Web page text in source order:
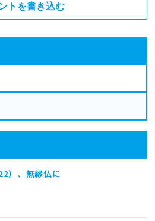
トを書き込む
）、無縁仏に